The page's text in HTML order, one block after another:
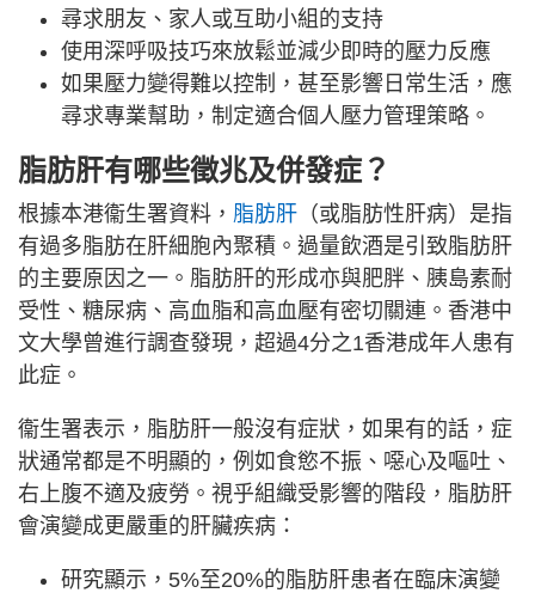
尋求朋友、家人或互助小組的支持
使用深呼吸技巧來放鬆並減少即時的壓力反應
如果壓力變得難以控制，甚至影響日常生活，應
尋求專業幫助，制定適合個人壓力管理策略。
脂肪肝有哪些徵兆及併發症？
根據本港衞生署資料， 脂肪肝 （或脂肪性肝病）是指
有過多脂肪在肝細胞內聚積。過量飲酒是引致脂肪肝
的主要原因之一。脂肪肝的形成亦與肥胖、胰島素耐
受性、糖尿病、高血脂和高血壓有密切關連。香港中
文大學曾進行調查發現，超過4分之1香港成年人患有
此症。
衞生署表示，脂肪肝一般沒有症狀，如果有的話，症
狀通常都是不明顯的，例如食慾不振、噁心及嘔吐、
右上腹不適及疲勞。視乎組織受影響的階段，脂肪肝
會演變成更嚴重的肝臟疾病：
研究顯示，5%至20%的脂肪肝患者在臨床演變